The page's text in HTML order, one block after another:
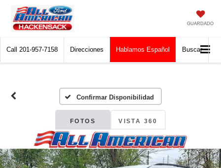
GUARDADO
Call 201-957-7158 Direcciones Hablamos Español Buscar
Confirmar Disponibilidad
FOTOS VISTA 360